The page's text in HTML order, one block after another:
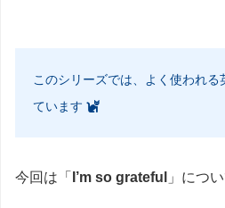
このシリーズでは、よく使われる
ています
今回は「 I’m so grateful 」につ